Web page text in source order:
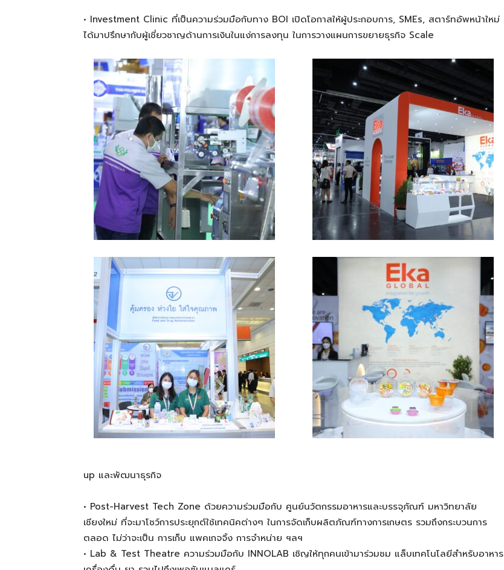
• Investment Clinic ที่เป็นความร่วมมือกับทาง BOI เปิดโอกาสให้ผู้ประกอบการ, SMEs, สตาร์ทอัพหน้าใหม่
ได้มาปรึกษากับผู้เชี่ยวชาญด้านการเงินในแง่การลงทุน ในการวางแผนการขยายธุรกิจ Scale
up และพัฒนาธุรกิจ
• Post-Harvest Tech Zone ด้วยความร่วมมือกับ ศูนย์นวัตกรรมอาหารและบรรจุภัณฑ์ มหาวิทยาลัย
เชียงใหม่ ที่จะมาโชว์การประยุกต์ใช้เทคนิคต่างๆ ในการจัดเก็บผลิตภัณฑ์ทางการเกษตร รวมถึงกระบวนการ
ตลอด ไม่ว่าจะเป็น การเก็บ แพคเกจจิ้ง การจำหน่าย ฯลฯ
• Lab & Test Theatre ความร่วมมือกับ INNOLAB เชิญให้ทุกคนเข้ามาร่วมชม แล็บเทคโนโลยีสำหรับอาหาร